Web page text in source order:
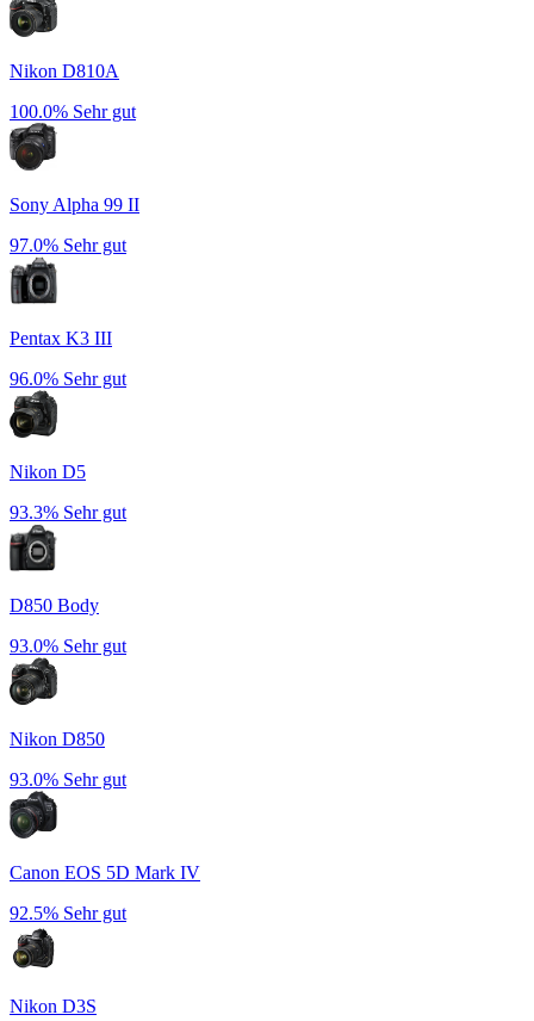
Nikon D810A
100.0% Sehr gut
Sony Alpha 99 II
97.0% Sehr gut
Pentax K3 III
96.0% Sehr gut
Nikon D5
93.3% Sehr gut
D850 Body
93.0% Sehr gut
Nikon D850
93.0% Sehr gut
Canon EOS 5D Mark IV
92.5% Sehr gut
Nikon D3S